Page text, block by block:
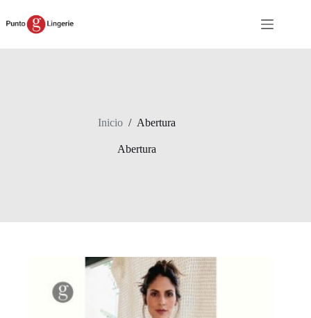
al
contenido
Inicio / Abertura
Abertura